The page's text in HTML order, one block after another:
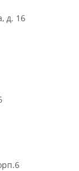
д. 16